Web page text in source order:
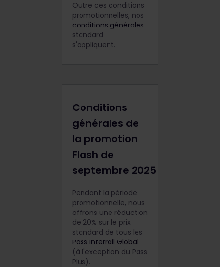
Outre ces conditions
promotionnelles, nos
conditions générales
standard
s'appliquent.
Conditions
générales de
la promotion
Flash de
septembre 2025
Pendant la période
promotionnelle, nous
offrons une réduction
de 20% sur le prix
standard de tous les
Pass Interrail Global
(à l'exception du Pass
Plus).